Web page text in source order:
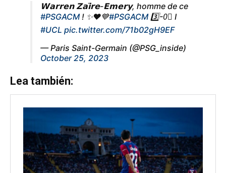
𝗪𝗮𝗿𝗿𝗲𝗻 𝗭𝗮𝗶̈𝗿𝗲-𝗘𝗺𝗲𝗿𝘆, homme de ce
#PSGACM! ✨❤️💙#PSGACM3️⃣-0⃣ I
#UCL pic.twitter.com/71b02gH9EF
— Paris Saint-Germain (@PSG_inside)
October 25, 2023
Lea también: